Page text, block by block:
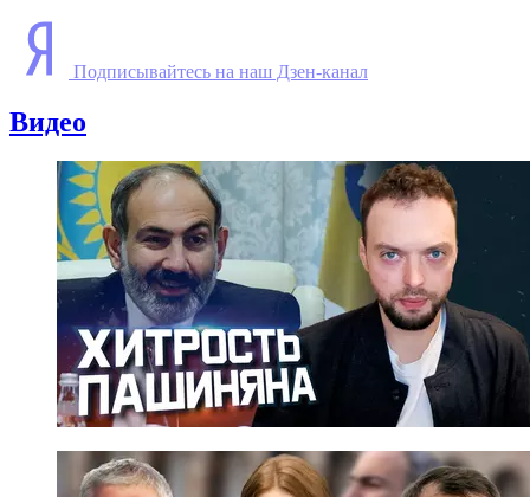
Подписывайтесь на наш Дзен-канал
Видео